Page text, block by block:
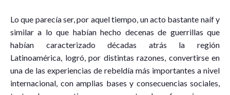
Lo que parecía ser, por aquel tiempo, un acto bastante naíf y
similar a lo que habían hecho decenas de guerrillas que
habían caracterizado décadas atrás la región
Latinoamérica, logró, por distintas razones, convertirse en
una de las experiencias de rebeldía más importantes a nivel
internacional, con amplias bases y consecuencias sociales,